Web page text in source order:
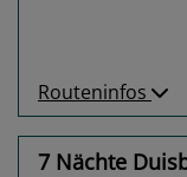
Routeninfos
7 Nächte